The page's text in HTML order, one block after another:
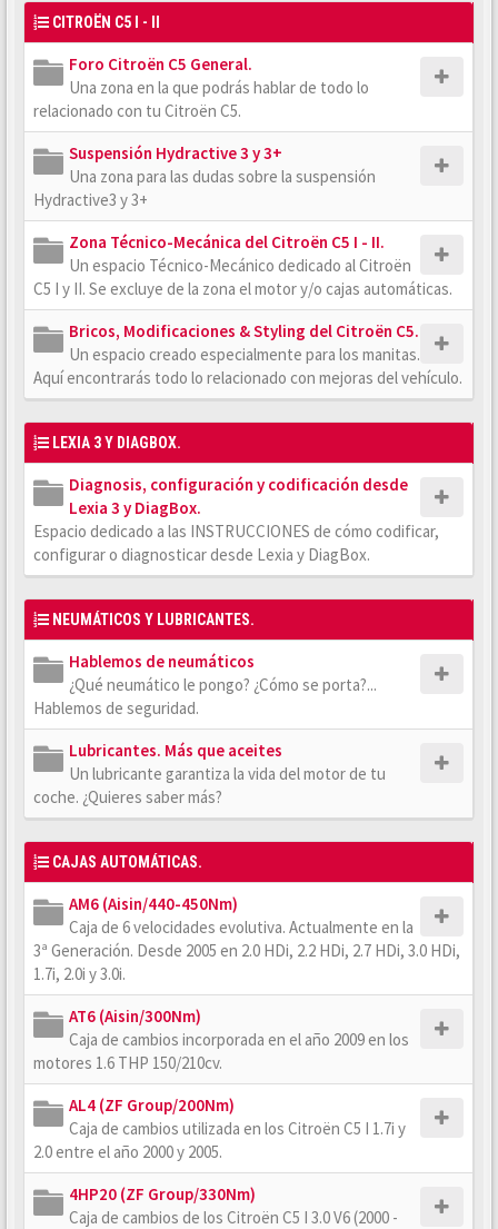
CITROËN C5 I - II
Foro Citroën C5 General.
Una zona en la que podrás hablar de todo lo
relacionado con tu Citroën C5.
Suspensión Hydractive 3 y 3+
Una zona para las dudas sobre la suspensión
Hydractive3 y 3+
Zona Técnico-Mecánica del Citroën C5 I - II.
Un espacio Técnico-Mecánico dedicado al Citroën
C5 I y II. Se excluye de la zona el motor y/o cajas automáticas.
Bricos, Modificaciones & Styling del Citroën C5.
Un espacio creado especialmente para los manitas.
Aquí encontrarás todo lo relacionado con mejoras del vehículo.
LEXIA 3 Y DIAGBOX.
Diagnosis, configuración y codificación desde
Lexia 3 y DiagBox.
Espacio dedicado a las INSTRUCCIONES de cómo codificar,
configurar o diagnosticar desde Lexia y DiagBox.
NEUMÁTICOS Y LUBRICANTES.
Hablemos de neumáticos
¿Qué neumático le pongo? ¿Cómo se porta?...
Hablemos de seguridad.
Lubricantes. Más que aceites
Un lubricante garantiza la vida del motor de tu
coche. ¿Quieres saber más?
CAJAS AUTOMÁTICAS.
AM6 (Aisin/440-450Nm)
Caja de 6 velocidades evolutiva. Actualmente en la
3ª Generación. Desde 2005 en 2.0 HDi, 2.2 HDi, 2.7 HDi, 3.0 HDi,
1.7i, 2.0i y 3.0i.
AT6 (Aisin/300Nm)
Caja de cambios incorporada en el año 2009 en los
motores 1.6 THP 150/210cv.
AL4 (ZF Group/200Nm)
Caja de cambios utilizada en los Citroën C5 I 1.7i y
2.0 entre el año 2000 y 2005.
4HP20 (ZF Group/330Nm)
Caja de cambios de los Citroën C5 I 3.0 V6 (2000 -